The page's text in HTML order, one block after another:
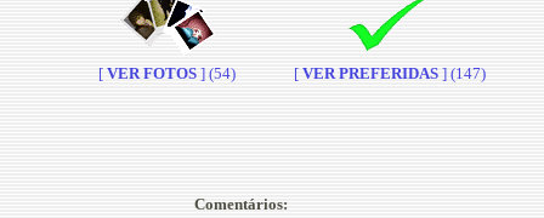
[ VER FOTOS ] (54) [VER PREFERIDAS ] (147)
Comentários: